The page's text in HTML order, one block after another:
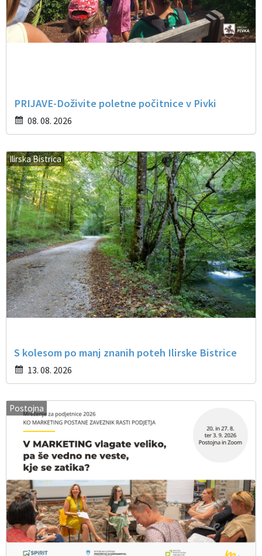
PRIJAVE-Doživite poletne počitnice v Pivki
08. 08. 2026
Ilirska Bistrica
S kolesom po manj znanih poteh Ilirske Bistrice
13. 08. 2026
Postojna